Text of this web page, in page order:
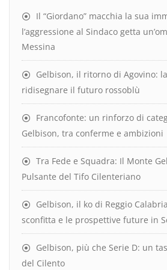
Il “Giordano” macchia la sua
l’aggressione al Sindaco getta
Messina
Gelbison, il ritorno di Agovino:
ridisegnare il futuro rossoblù
Francofonte: un rinforzo di
Gelbison, tra conferme e ambizioni
Tra Fede e Squadra: Il Monte
Pulsante del Tifo Cilenteriano
Gelbison, il ko di Reggio
sconfitta e le prospettive future in
Gelbison, più che Serie D: un
del Cilento